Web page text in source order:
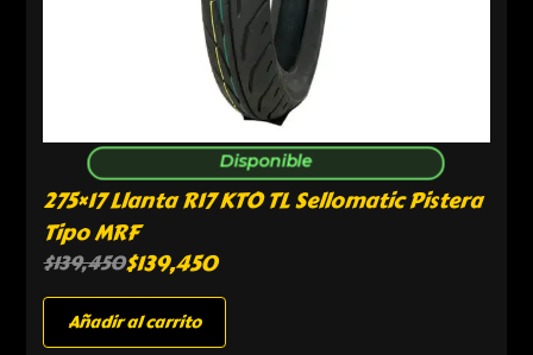
Disponible
275×17 Llanta R17 KTO TL Sellomatic Pistera
Tipo MRF
$139,450$139,450
Añadir al carrito